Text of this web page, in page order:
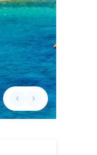
keyboard_arrow_leftPrevious slide
keyboard_arrow_rightNext slide